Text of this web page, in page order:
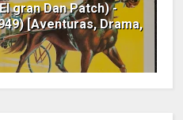
gran Dan Patch) -
[Aventuras, Drama,